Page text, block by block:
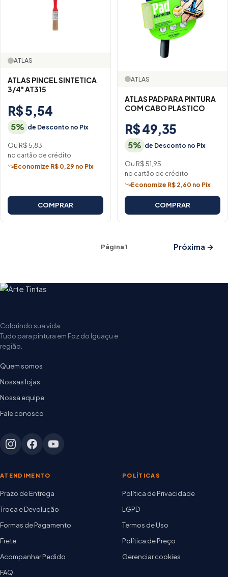
ATLAS
ATLAS PINCEL SINTETICA
3/4" AT315
R$ 5,54
5% de Desconto no Pix
Ou R$ 5,83
no cartão de crédito
Economize R$ 0,29 no Pix
COMPRAR
ATLAS
ATLAS PAD PARA PINTURA
COM CABO PLASTICO
R$ 49,35
5% de Desconto no Pix
Ou R$ 51,95
no cartão de crédito
Economize R$ 2,60 no Pix
COMPRAR
Página 1 Próxima →
Colorindo sua vida.
Tudo para pintura em Foz do Iguaçu e
região.
Quem somos
Nossas lojas
Nossa equipe
Fale conosco
ATENDIMENTO
Prazo de Entrega
Troca e Devolução
Formas de Pagamento
Frete
Acompanhar Pedido
FAQ
POLÍTICAS
Política de Privacidade
LGPD
Termos de Uso
Política de Preço
Gerenciar cookies